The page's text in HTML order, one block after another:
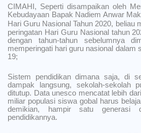
CIMAHI, Seperti disampaikan oleh
Kebudayaan Bapak Nadiem Anwar
Hari Guru Nasional Tahun 2020, beliau
peringatan Hari Guru Nasional tahun
dengan tahun-tahun sebelumnya
memperingati hari guru nasional dalam
19;
Sistem pendidikan dimana saja, di
dampak langsung, sekolah-sekolah
ditutup. Data unesco mencatat lebih
miliar populasi siswa gobal harus
demikian, hampir satu generasi
pendidikannya.